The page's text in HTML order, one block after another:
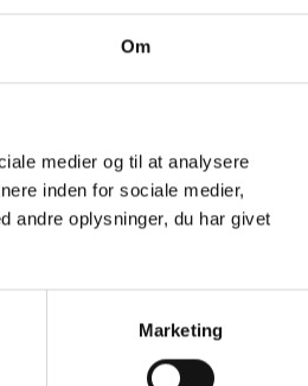
Om
medier og til at analysere
inden for sociale medier,
andre oplysninger, du har givet
Marketing
møde os til to spændende dage
der afholdes i Odense Congress
9. november kl. 13-22.